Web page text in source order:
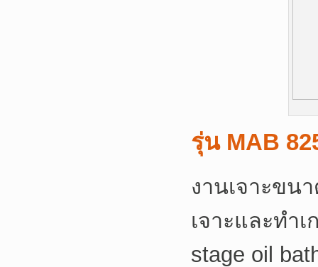
รุ่น MAB
งานเจาะขน
เจาะและทำ
stage oil